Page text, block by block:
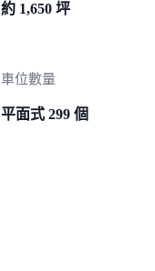
約 1,650 坪
車位數量
平面式 299 個